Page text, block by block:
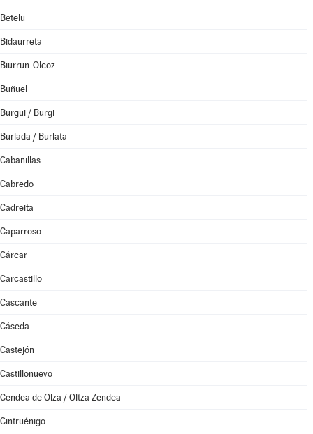
Betelu
Bidaurreta
Biurrun-Olcoz
Buñuel
Burgui / Burgi
Burlada / Burlata
Cabanillas
Cabredo
Cadreita
Caparroso
Cárcar
Carcastillo
Cascante
Cáseda
Castejón
Castillonuevo
Cendea de Olza / Oltza Zendea
Cintruénigo